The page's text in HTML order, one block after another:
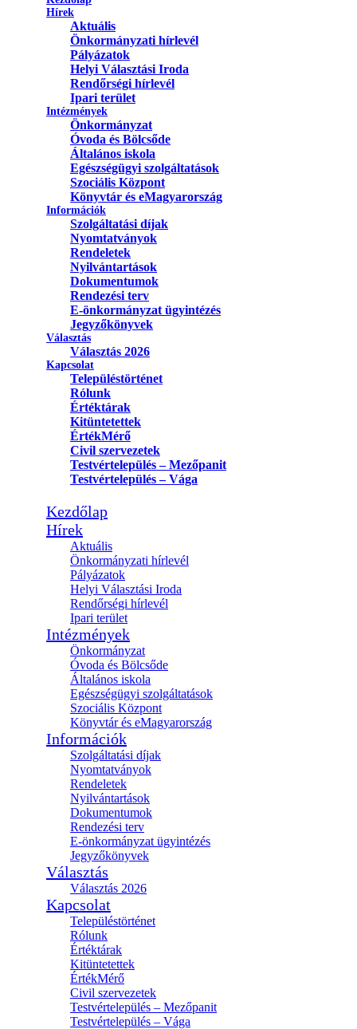
Hírek
Aktuális
Önkormányzati hírlevél
Pályázatok
Helyi Választási Iroda
Rendőrségi hírlevél
Ipari terület
Intézmények
Önkormányzat
Óvoda és Bölcsőde
Általános iskola
Egészségügyi szolgáltatások
Szociális Központ
Könyvtár és eMagyarország
Információk
Szolgáltatási díjak
Nyomtatványok
Rendeletek
Nyilvántartások
Dokumentumok
Rendezési terv
E-önkormányzat ügyintézés
Jegyzőkönyvek
Választás
Választás 2026
Kapcsolat
Településtörténet
Rólunk
Értéktárak
Kitüntetettek
ÉrtékMérő
Civil szervezetek
Testvértelepülés – Mezőpanit
Testvértelepülés – Vága
Kezdőlap
Hírek
Aktuális
Önkormányzati hírlevél
Pályázatok
Helyi Választási Iroda
Rendőrségi hírlevél
Ipari terület
Intézmények
Önkormányzat
Óvoda és Bölcsőde
Általános iskola
Egészségügyi szolgáltatások
Szociális Központ
Könyvtár és eMagyarország
Információk
Szolgáltatási díjak
Nyomtatványok
Rendeletek
Nyilvántartások
Dokumentumok
Rendezési terv
E-önkormányzat ügyintézés
Jegyzőkönyvek
Választás
Választás 2026
Kapcsolat
Településtörténet
Rólunk
Értéktárak
Kitüntetettek
ÉrtékMérő
Civil szervezetek
Testvértelepülés – Mezőpanit
Testvértelepülés – Vága